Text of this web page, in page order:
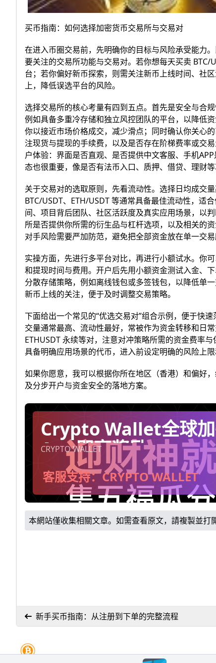
买币指南：如何选择加密货币交易所与交易对
在进入币圈交易前，先明确你的目标与风险承受能力
要关注的交易所功能与交易对。若你想每天买卖
台；若你偏好新币探索，则需关注新币上线时间、社
上，降低误选平台的风险。
选择交易所的核心考量有四到五点。首先是安全与合
例如具备多重冷存储和独立风控团队的平台，以降低
你以接近市场价格成交，减少滑点；同时确认你关心
注现货与提现的手续费，以及是否存在阶梯费率或交
户体验：界面是否直观、是否提供中文客服、手机
态也很重要，像是否有法币入口、质押、借贷、理财
关于交易对的选取原则，先看流动性。选择日均成交
BTC/USDT、ETH/USDT 等通常具备最佳流动性，适
间、项目背后团队、社区活跃度及真实应用场景，以
所是否提供你所需的衍生品与杠杆选项，以及相关的
对手风险需要严加防范，避免把全部资金放在单一交易
实操方面，先进行多平台对比，再进行小额试水。你
和提现时间与费用。开户后先用小额资金测试入金、
分散存储策略，例如离线钱包或多签钱包，以降低单
新币上线的关注，便于及时调整交易策略。
下面给出一个常见的“优选交易对”组合示例，便于快
交量通常最高、流动性最好，常被作为资金转移和日
ETHUSDT 永续等对，注意对冲策略所需的资金费率
具备明确应用场景的代币，进入前设定明确的风险上限
如果你愿意，我可以根据你所在地区（香港）和偏好
及分步开户与资金安全的落地方案。
Crypto Wallet全球加
App即享奖励。
CRYPTO WALLET
客服支持：CRYPTO WALLET
本網站僅收集相關文章。如需查看原文，請複製並打
新手买币指南：从注册到下单的完整流程